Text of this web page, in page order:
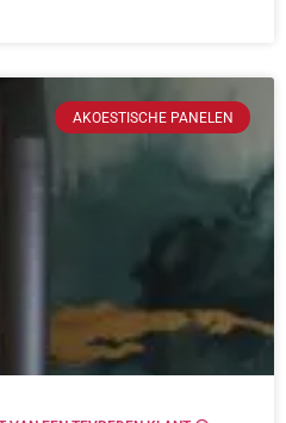
AKOESTISCHE PANELEN